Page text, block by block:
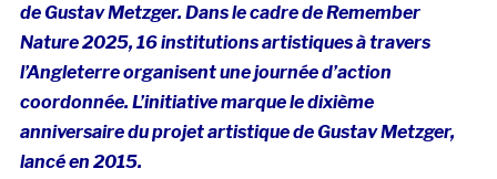
de Gustav Metzger. Dans le cadre de Remember
Nature 2025, 16 institutions artistiques à travers
l’Angleterre organisent une journée d’action
coordonnée. L’initiative marque le dixième
anniversaire du projet artistique de Gustav Metzger,
lancé en 2015.